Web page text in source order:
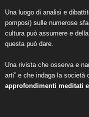
Una luogo di analisi e
pomposi) sulle numerose
cultura può assumere e
questa può dare.
Una rivista che osserva e
arti” e che indaga la società
approfondimenti meditati